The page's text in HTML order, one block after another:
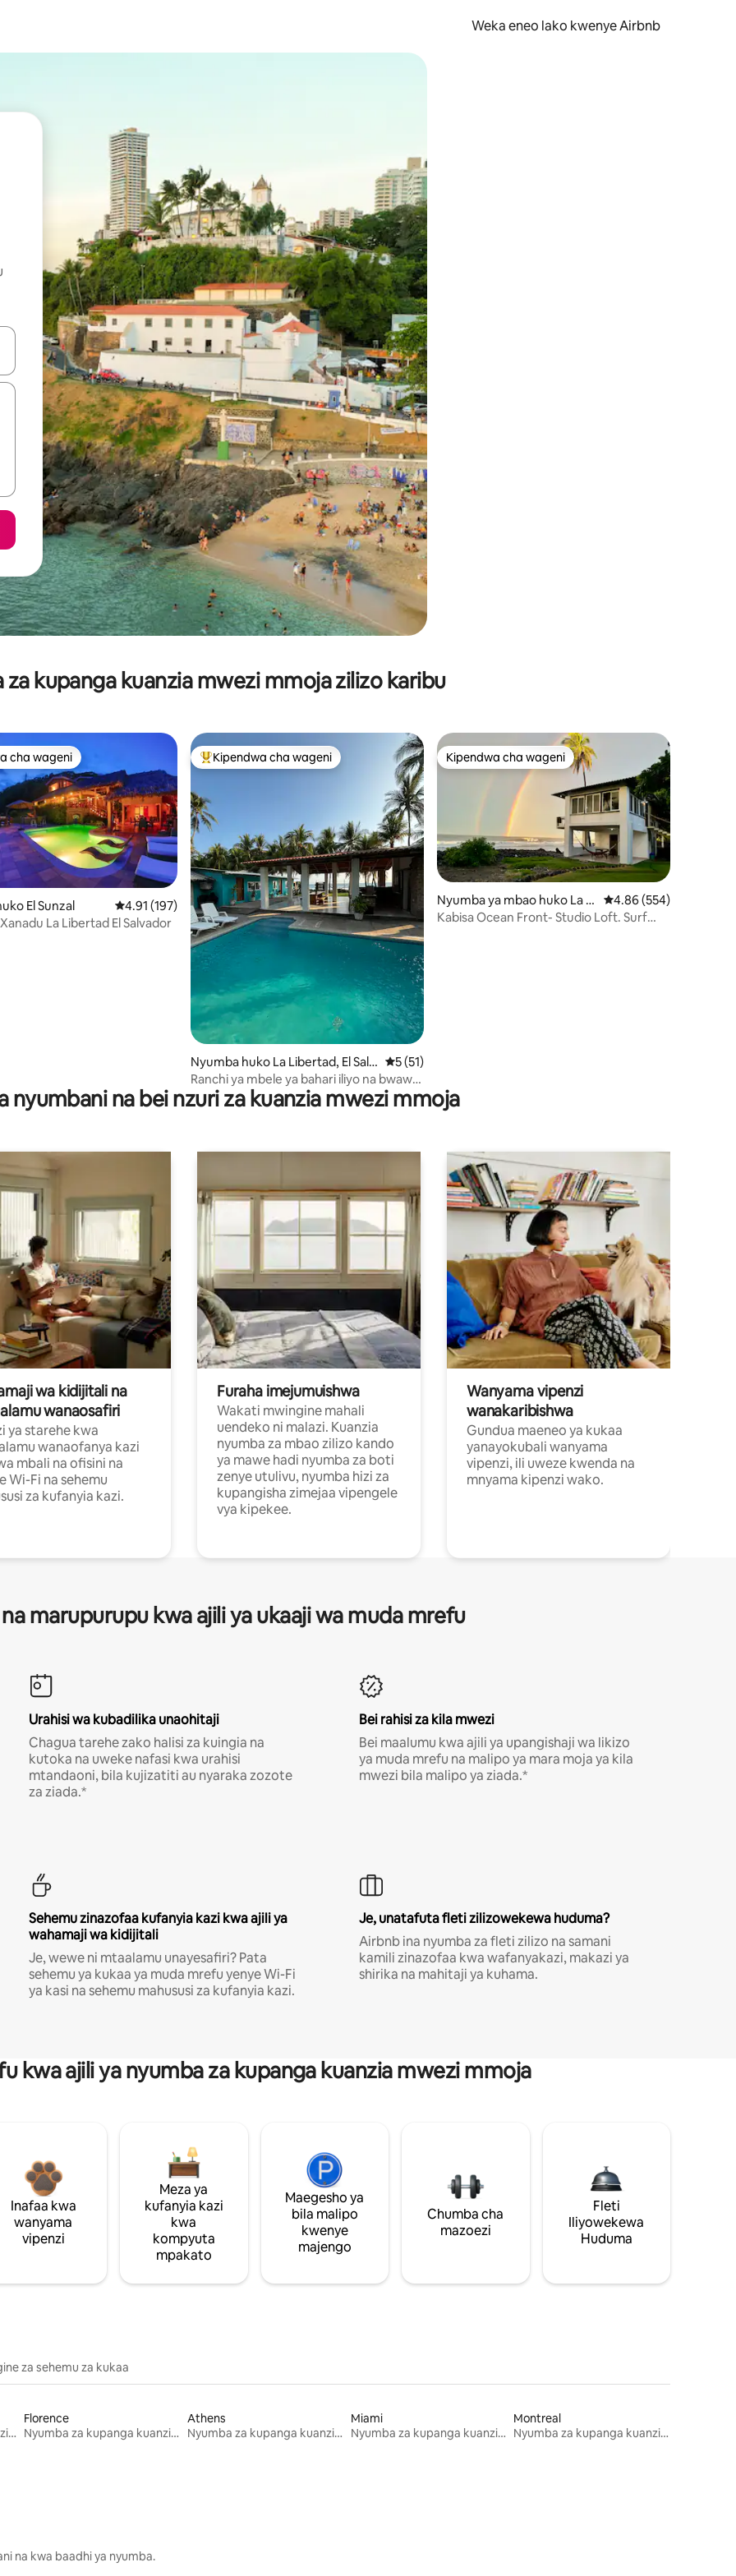
Weka eneo lako kwenye Airbnb
vya vishale vya juu na chini au uchunguze kwa kugusa au kutelezesha kidole kwenye ishara.
za kupanga kuanzia mwezi mmoja zilizo karibu
kati ya 5, tathmini 162
cha wageni
cha wageni
El Sunzal Ukadiriaji wa wastani wa 4.91 kati ya 5, tathmini 197
4.91 (197)
La Libertad El Salvador
Kipendwa maarufu cha wageni
Kipendwa cha wageni
Nyumba huko La Libertad, El Salv
ador
Ukadiriaji wa wastani wa 5 kati ya 5, tathmini 51
5 (51)
Ranchi ya mbele ya bahari iliyo na bwawa,
Ranchi ya Utulivu
Kipendwa cha wageni
Kipendwa cha wageni
Nyumba ya mbao huko La Li
bertad
Ukadiriaji wa wastani
4.86 (554)
Kabisa Ocean Front- Studio Loft. Surf
nyumbani na bei nzuri za kuanzia mwezi mmoja
wa kidijitali na
wanaosafiri
ya starehe kwa
wanaofanya kazi
mbali na ofisini na
Wi-Fi na sehemu
za kufanyia kazi.
Furaha imejumuishwa
Wakati mwingine mahali
uendeko ni malazi. Kuanzia
nyumba za mbao zilizo kando
ya mawe hadi nyumba za boti
zenye utulivu, nyumba hizi za
kupangisha zimejaa vipengele
vya kipekee.
Wanyama vipenzi
wanakaribishwa
Gundua maeneo ya kukaa
yanayokubali wanyama
vipenzi, ili uweze kwenda na
mnyama kipenzi wako.
marupurupu kwa ajili ya ukaaji wa muda mrefu
Urahisi wa kubadilika unaohitaji
Chagua tarehe zako halisi za kuingia na
kutoka na uweke nafasi kwa urahisi
mtandaoni, bila kujizatiti au nyaraka zozote
za ziada.*
Bei rahisi za kila mwezi
Bei maalumu kwa ajili ya upangishaji wa likizo
ya muda mrefu na malipo ya mara moja ya kila
mwezi bila malipo ya ziada.*
Sehemu zinazofaa kufanyia kazi kwa ajili ya
wahamaji wa kidijitali
Je, wewe ni mtaalamu unayesafiri? Pata
sehemu ya kukaa ya muda mrefu yenye Wi-Fi
ya kasi na sehemu mahususi za kufanyia kazi.
Je, unatafuta fleti zilizowekewa huduma?
Airbnb ina nyumba za fleti zilizo na samani
kamili zinazofaa kwa wafanyakazi, makazi ya
shirika na mahitaji ya kuhama.
kwa ajili ya nyumba za kupanga kuanzia mwezi mmoja
Inafaa kwa
wanyama
vipenzi
Meza ya
kufanyia kazi
kwa
kompyuta
mpakato
Maegesho ya
bila malipo
kwenye
majengo
Chumba cha
mazoezi
Fleti
Iliyowekewa
Huduma
za sehemu za kukaa
Nyumba za kupanga kuanzia mwezi mmoja
Florence
Nyumba za kupanga kuanzia mwezi mmoja
Athens
Nyumba za kupanga kuanzia mwezi mmoja
Miami
Nyumba za kupanga kuanzia mwezi mmoja
Montreal
Nyumba za kupanga kuanzia mwezi mmoja
na kwa baadhi ya nyumba.